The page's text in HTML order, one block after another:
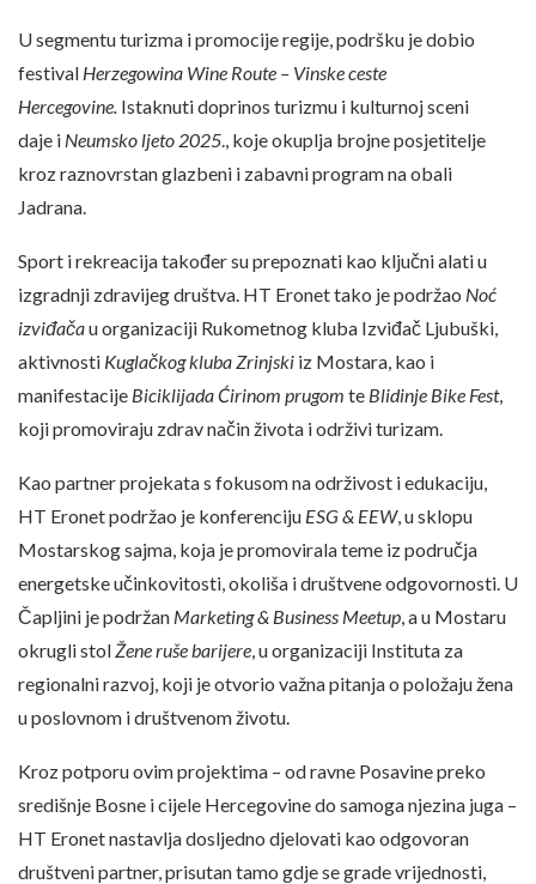
U segmentu turizma i promocije regije, podršku je dobio
festival Herzegowina Wine Route – Vinske ceste
Hercegovine. Istaknuti doprinos turizmu i kulturnoj sceni
daje i Neumsko ljeto 2025 ., koje okuplja brojne posjetitelje
kroz raznovrstan glazbeni i zabavni program na obali
Jadrana.
Sport i rekreacija također su prepoznati kao ključni alati u
izgradnji zdravijeg društva. HT Eronet tako je podržao Noć
izviđačau organizaciji Rukometnog kluba Izviđač Ljubuški,
aktivnosti Kuglačkog kluba Zrinjski iz Mostara, kao i
manifestacije Biciklijada Ćirinom prugom te Blidinje Bike Fest,
koji promoviraju zdrav način života i održivi turizam.
Kao partner projekata s fokusom na održivost i edukaciju,
HT Eronet podržao je konferenciju ESG & EEW, u sklopu
Mostarskog sajma, koja je promovirala teme iz područja
energetske učinkovitosti, okoliša i društvene odgovornosti. U
Čapljini je podržan Marketing & Business Meetup , a u Mostaru
okrugli stol Žene ruše barijere , u organizaciji Instituta za
regionalni razvoj, koji je otvorio važna pitanja o položaju žena
u poslovnom i društvenom životu.
Kroz potporu ovim projektima – od ravne Posavine preko
središnje Bosne i cijele Hercegovine do samoga njezina juga –
HT Eronet nastavlja dosljedno djelovati kao odgovoran
društveni partner, prisutan tamo gdje se grade vrijednosti,